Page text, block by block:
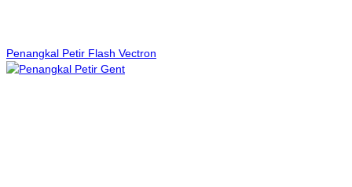
Penangkal Petir Flash Vectron